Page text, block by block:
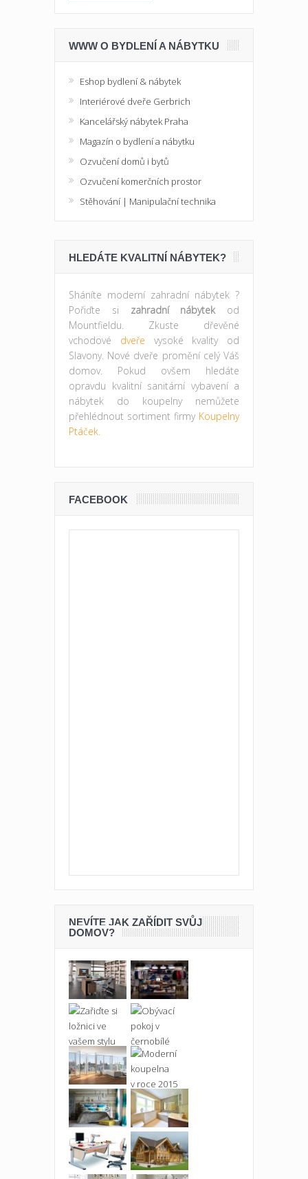
WWW O BYDLENÍ A NÁBYTKU
Eshop bydlení & nábytek
Interiérové dveře Gerbrich
Kancelářský nábytek Praha
Magazín o bydlení a nábytku
Ozvučení domů i bytů
Ozvučení komerčních prostor
Stěhování | Manipulační technika
HLEDÁTE KVALITNÍ NÁBYTEK?
Sháníte moderní zahradní nábytek ?
Pořiďte si zahradní nábytekod
Mountfieldu. Zkuste dřevěné
vchodové dveře vysoké kvality od
Slavony. Nové dveře promění celý Váš
domov. Pokud ovšem hledáte
opravdu kvalitní sanitární vybavení a
nábytek do koupelny nemůžete
přehlédnout sortiment firmy Koupelny
Ptáček.
FACEBOOK
NEVÍTE JAK ZAŘÍDIT SVŮJ
DOMOV?